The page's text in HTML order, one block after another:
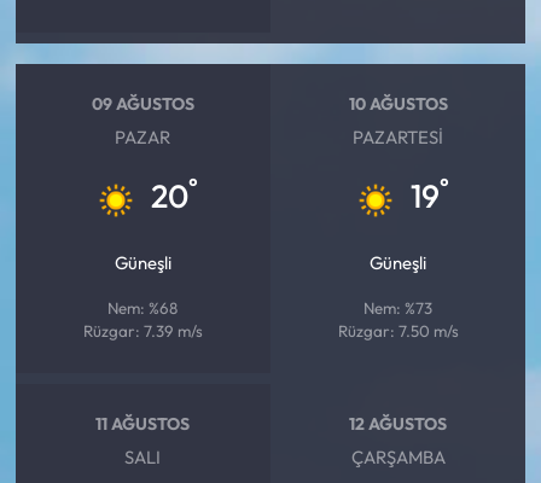
09 AĞUSTOS
PAZAR
20°
Güneşli
Nem: %68
Rüzgar: 7.39 m/s
10 AĞUSTOS
PAZARTESI
19°
Güneşli
Nem: %73
Rüzgar: 7.50 m/s
11 AĞUSTOS
SALI
12 AĞUSTOS
ÇARŞAMBA
Sağlık
Siyaset
Sungurlu Haberleri
Uğurludağ Haberleri